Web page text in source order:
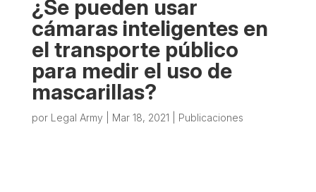
¿Se pueden usar
cámaras inteligentes en
el transporte público
para medir el uso de
mascarillas?
por Legal Army Mar 18, 2021 Publicaciones